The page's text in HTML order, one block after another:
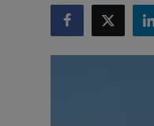
Kesehatan